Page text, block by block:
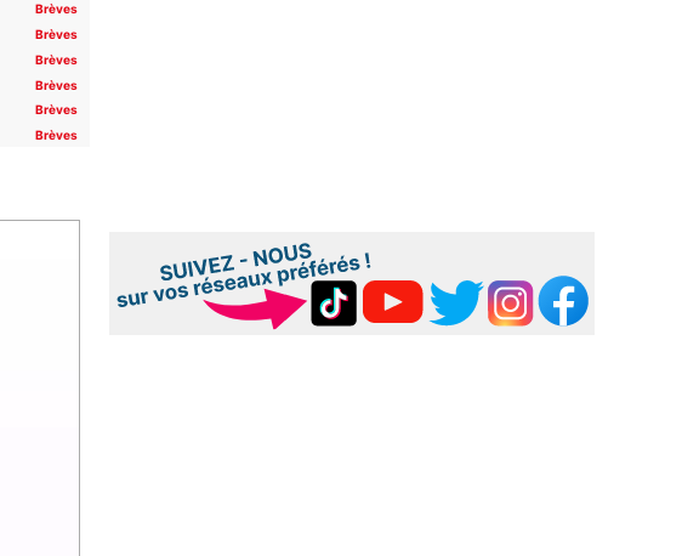
Brèves
Brèves
Brèves
Brèves
Brèves
Brèves